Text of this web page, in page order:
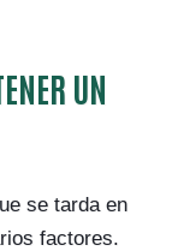
UN
se tarda en
factores.